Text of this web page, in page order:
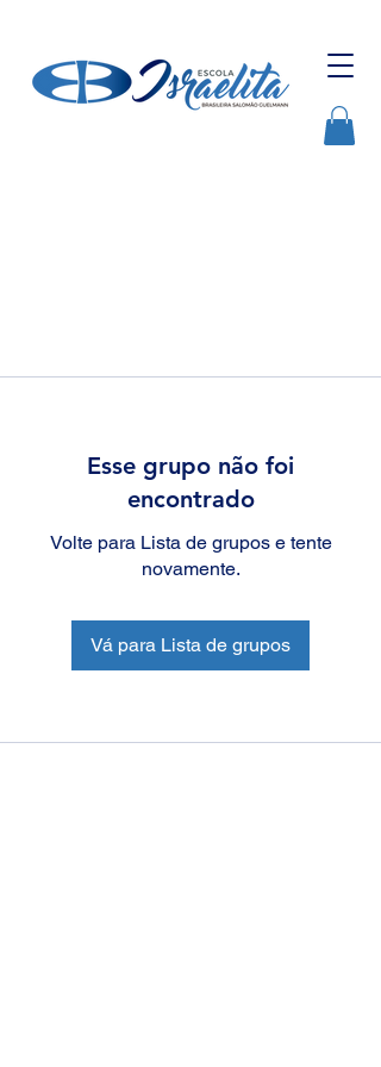
Esse grupo não foi
encontrado
Volte para Lista de grupos e tente
novamente.
Vá para Lista de grupos